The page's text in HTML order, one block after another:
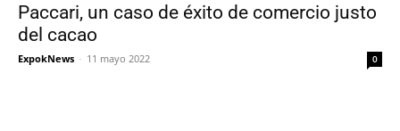
Paccari, un caso de éxito de comercio justo
del cacao
ExpokNews - 11 mayo 2022 0